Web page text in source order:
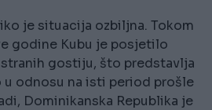
je situacija ozbiljna. Tokom
godine Kubu je posjetilo
gostiju, što predstavlja
u odnosu na isti period prošle
Dominikanska Republika je